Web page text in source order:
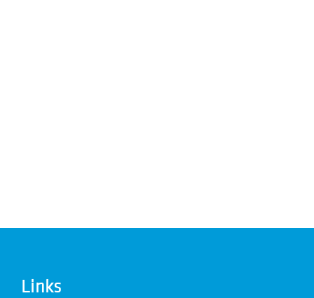
Links